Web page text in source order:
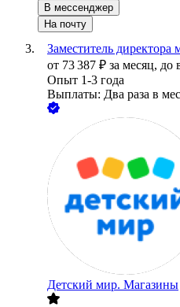
В мессенджер
На почту
Заместитель
от 73 387 ₽ за месяц, до
Опыт 1-3 года
Выплаты: Два раза в
Детский мир. Магазины